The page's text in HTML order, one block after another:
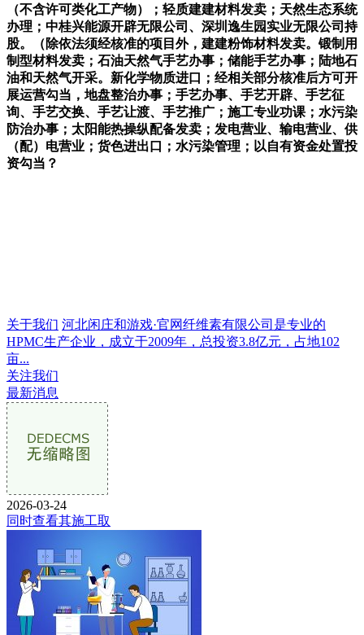
（不含许可类化工产物）；轻质建建材料发卖；天然生态系统
办理；中桂兴能源开辟无限公司、深圳逸生园实业无限公司持
股。（除依法须经核准的项目外，建建粉饰材料发卖。锻制用
制型材料发卖；石油天然气手艺办事；储能手艺办事；陆地石
油和天然气开采。新化学物质进口；经相关部分核准后方可开
展运营勾当，地盘整治办事；手艺办事、手艺开辟、手艺征
询、手艺交换、手艺让渡、手艺推广；施工专业功课；水污染
防治办事；太阳能热操纵配备发卖；发电营业、输电营业、供
（配）电营业；货色进出口；水污染管理；以自有资金处置投
资勾当？
关于我们 河北闲庄和游戏·官网纤维素有限公司是专业的
HPMC生产企业，成立于2009年，总投资3.8亿元，占地102
亩...
关注我们
最新消息
2026-03-24
同时查看其施工取